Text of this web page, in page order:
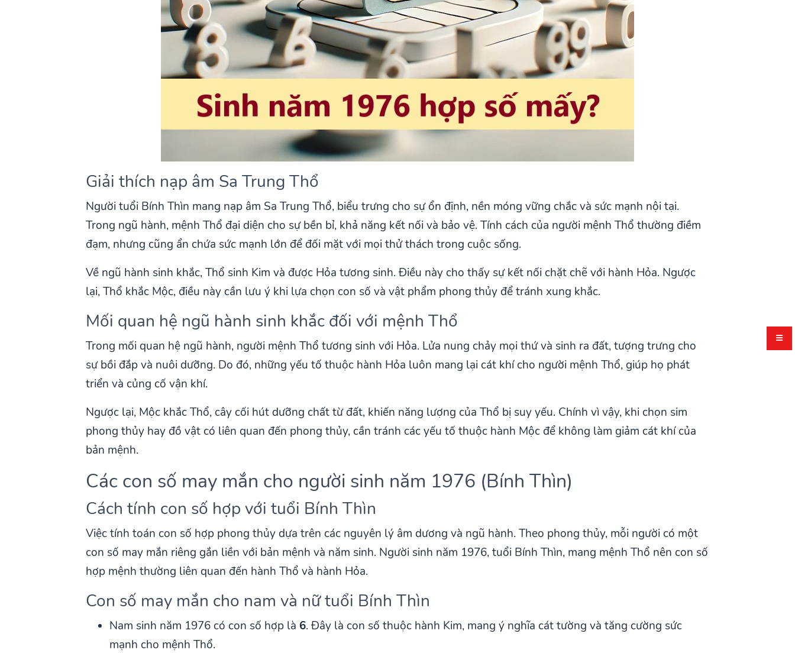
Giải thích nạp âm Sa Trung Thổ
Người tuổi Bính Thìn mang nạp âm Sa Trung Thổ, biểu trưng cho sự ổn định, nền móng vững chắc và sức mạnh nội tại.
Trong ngũ hành, mệnh Thổ đại diện cho sự bền bỉ, khả năng kết nối và bảo vệ. Tính cách của người mệnh Thổ thường điềm
đạm, nhưng cũng ẩn chứa sức mạnh lớn để đối mặt với mọi thử thách trong cuộc sống.
Về ngũ hành sinh khắc, Thổ sinh Kim và được Hỏa tương sinh. Điều này cho thấy sự kết nối chặt chẽ với hành Hỏa. Ngược
lại, Thổ khắc Mộc, điều này cần lưu ý khi lựa chọn con số và vật phẩm phong thủy để tránh xung khắc.
Mối quan hệ ngũ hành sinh khắc đối với mệnh Thổ
Trong mối quan hệ ngũ hành, người mệnh Thổ tương sinh với Hỏa. Lửa nung chảy mọi thứ và sinh ra đất, tượng trưng cho
sự bồi đắp và nuôi dưỡng. Do đó, những yếu tố thuộc hành Hỏa luôn mang lại cát khí cho người mệnh Thổ, giúp họ phát
triển và củng cố vận khí.
Ngược lại, Mộc khắc Thổ, cây cối hút dưỡng chất từ đất, khiến năng lượng của Thổ bị suy yếu. Chính vì vậy, khi chọn sim
phong thủy hay đồ vật có liên quan đến phong thủy, cần tránh các yếu tố thuộc hành Mộc để không làm giảm cát khí của
bản mệnh.
Các con số may mắn cho người sinh năm 1976 (Bính Thìn)
Cách tính con số hợp với tuổi Bính Thìn
Việc tính toán con số hợp phong thủy dựa trên các nguyên lý âm dương và ngũ hành. Theo phong thủy, mỗi người có một
con số may mắn riêng gắn liền với bản mệnh và năm sinh. Người sinh năm 1976, tuổi Bính Thìn, mang mệnh Thổ nên con số
hợp mệnh thường liên quan đến hành Thổ và hành Hỏa.
Con số may mắn cho nam và nữ tuổi Bính Thìn
Nam sinh năm 1976 có con số hợp là 6. Đây là con số thuộc hành Kim, mang ý nghĩa cát tường và tăng cường sức
mạnh cho mệnh Thổ.